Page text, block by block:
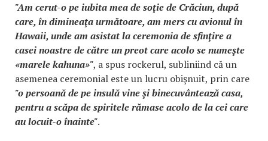
"Am cerut-o pe iubita mea de soţie de Crăciun, după
care, în dimineaţa următoare, am mers cu avionul în
Hawaii, unde am asistat la ceremonia de sfinţire a
casei noastre de către un preot care acolo se numeşte
«marele kahuna»", a spus rockerul, subliniind că un
asemenea ceremonial este un lucru obişnuit, prin care
"o persoană de pe insulă vine şi binecuvântează casa,
pentru a scăpa de spiritele rămase acolo de la cei care
au locuit-o înainte".